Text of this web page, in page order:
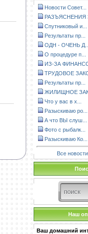
Новости Совет...
РАЗЪЯСНЕНИЯ
Спутниковый и...
Результаты пр...
ОДН - ОЧЕНЬ Д...
О процедуре п...
ИЗ-ЗА
ТРУДОВОЕ
Результаты пр...
ЖИЛИЩНОЕ
Что у вас в х...
Разыскиваю ро...
А что ВЫ слуш...
Фото с рыбалк...
Разыскиваю Ко...
Все
Наш
Ваш домашний